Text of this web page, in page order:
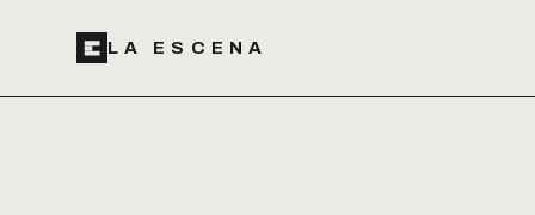
LA ESCENA